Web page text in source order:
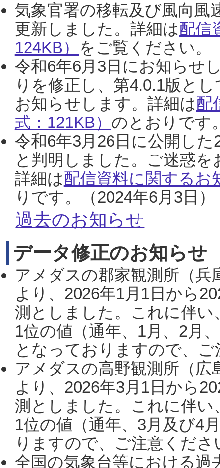
気象官署の移転及び風向風
更新しました。詳細は配信
124KB） をご覧ください。
令和6年6月3日にお知らせ
りを修正し、第4.0.1版と
お知らせします。詳細は配
式：121KB） のとおりです
令和6年3月26日に公開し
と判明しました。ご迷惑
詳細は配信資料に関するお
りです。（2024年6月3日）
過去のお知らせ
データ修正のお知らせ
アメダスの郡家観測所（
より、2026年1月1日から
測としました。これに伴い
1位の値（通年、1月、2月
となっておりますので、
アメダスの高野観測所（
より、2026年3月1日から
測としました。これに伴い
1位の値（通年、3月及び4
りますので、ご注意くだ
全国の気象台等における過